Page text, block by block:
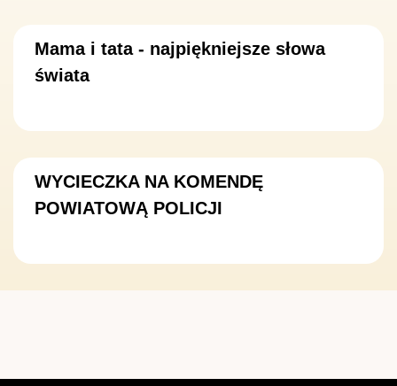
Mama i tata - najpiękniejsze słowa
świata
WYCIECZKA NA KOMENDĘ
POWIATOWĄ POLICJI